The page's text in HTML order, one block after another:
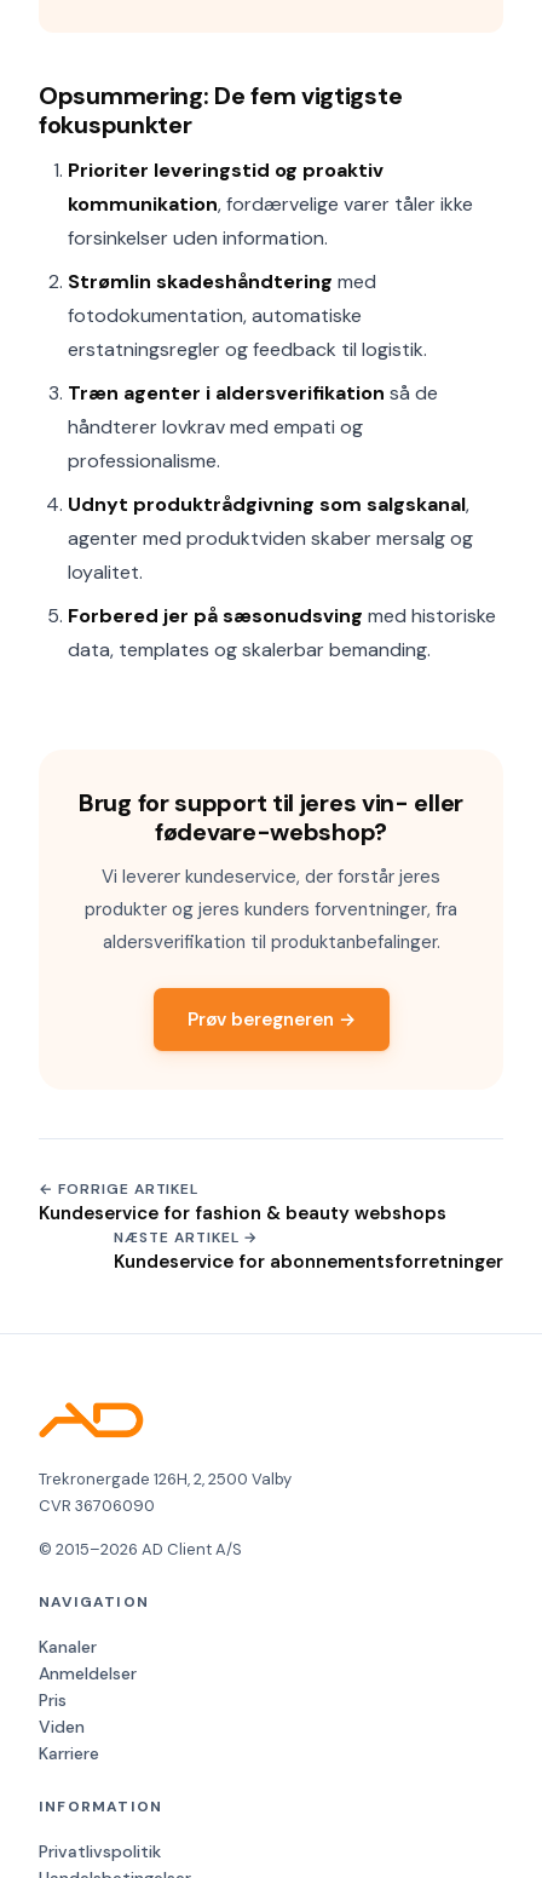
Opsummering: De fem vigtigste
fokuspunkter
Prioriter leveringstid og proaktiv
kommunikation, fordærvelige varer tåler ikke
forsinkelser uden information.
Strømlin skadeshåndtering med
fotodokumentation, automatiske
erstatningsregler og feedback til logistik.
Træn agenter i aldersverifikation så de
håndterer lovkrav med empati og
professionalisme.
Udnyt produktrådgivning som salgskanal,
agenter med produktviden skaber mersalg og
loyalitet.
Forbered jer på sæsonudsving med historiske
data, templates og skalerbar bemanding.
Brug for support til jeres vin- eller
fødevare-webshop?
Vi leverer kundeservice, der forstår jeres
produkter og jeres kunders forventninger, fra
aldersverifikation til produktanbefalinger.
Prøv beregneren →
← FORRIGE ARTIKEL
Kundeservice for fashion & beauty webshops
NÆSTE ARTIKEL →
Kundeservice for abonnementsforretninger
Trekronergade 126H, 2, 2500 Valby
CVR 36706090
© 2015–2026 AD Client A/S
NAVIGATION
Kanaler
Anmeldelser
Pris
Viden
Karriere
INFORMATION
Privatlivspolitik